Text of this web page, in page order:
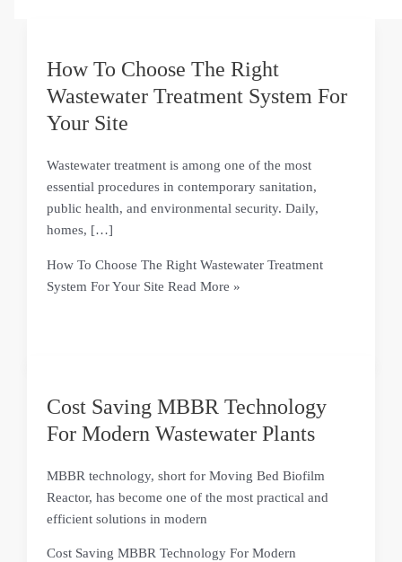
How To Choose The Right
Wastewater Treatment System For
Your Site
Wastewater treatment is among one of the most
essential procedures in contemporary sanitation,
public health, and environmental security. Daily,
homes, […]
How To Choose The Right Wastewater Treatment
System For Your Site Read More »
Cost Saving MBBR Technology
For Modern Wastewater Plants
MBBR technology, short for Moving Bed Biofilm
Reactor, has become one of the most practical and
efficient solutions in modern
Cost Saving MBBR Technology For Modern